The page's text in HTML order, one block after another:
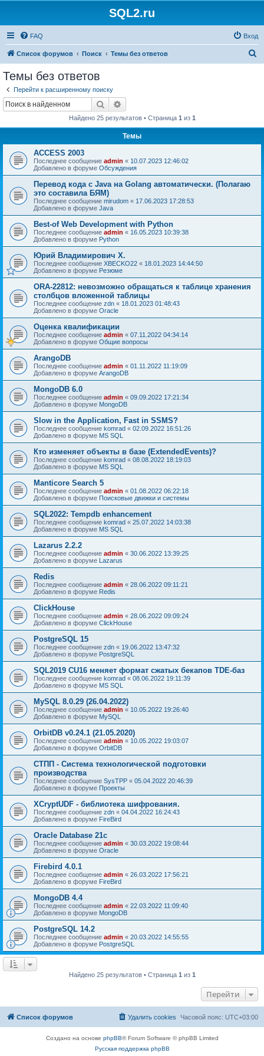
SQL2.ru
FAQ Вход
Список форумов Поиск Темы без ответов
Темы без ответов
Перейти к расширенному поиску
Поиск
Найдено 25 результатов • Страница 1 из 1
Темы
ACCESS 2003
Последнее сообщение admin « 10.07.2023 12:46:02
Добавлено в форуме Обсуждения
Перевод кода с Java на Golang автоматически. (Полагаю
это составила БЯМ)
Последнее сообщение mirudom « 17.06.2023 17:28:53
Добавлено в форуме Java
Best-of Web Development with Python
Последнее сообщение admin « 16.05.2023 10:39:38
Добавлено в форуме Python
Юрий Владимирович Х.
Последнее сообщение XBECKO22 « 18.01.2023 14:44:50
Добавлено в форуме Резюме
ORA-22812: невозможно обращаться к таблице хранения
столбцов вложенной таблицы
Последнее сообщение zdn « 18.01.2023 01:48:43
Добавлено в форуме Oracle
Оценка квалификации
Последнее сообщение admin « 07.11.2022 04:34:14
Добавлено в форуме Общие вопросы
ArangoDB
Последнее сообщение admin « 01.11.2022 11:19:09
Добавлено в форуме ArangoDB
MongoDB 6.0
Последнее сообщение admin « 09.09.2022 17:21:34
Добавлено в форуме MongoDB
Slow in the Application, Fast in SSMS?
Последнее сообщение komrad « 02.09.2022 16:51:26
Добавлено в форуме MS SQL
Кто изменяет объекты в базе (ExtendedEvents)?
Последнее сообщение komrad « 08.08.2022 18:19:03
Добавлено в форуме MS SQL
Manticore Search 5
Последнее сообщение admin « 01.08.2022 06:22:18
Добавлено в форуме Поисковые движки и системы
SQL2022: Tempdb enhancement
Последнее сообщение komrad « 25.07.2022 14:03:38
Добавлено в форуме MS SQL
Lazarus 2.2.2
Последнее сообщение admin « 30.06.2022 13:39:25
Добавлено в форуме Lazarus
Redis
Последнее сообщение admin « 28.06.2022 09:11:21
Добавлено в форуме Redis
ClickHouse
Последнее сообщение admin « 28.06.2022 09:09:24
Добавлено в форуме ClickHouse
PostgreSQL 15
Последнее сообщение zdn « 19.06.2022 13:47:32
Добавлено в форуме PostgreSQL
SQL2019 CU16 меняет формат сжатых бекапов TDE-баз
Последнее сообщение komrad « 08.06.2022 19:11:39
Добавлено в форуме MS SQL
MySQL 8.0.29 (26.04.2022)
Последнее сообщение admin « 10.05.2022 19:26:40
Добавлено в форуме MySQL
OrbitDB v0.24.1 (21.05.2020)
Последнее сообщение admin « 10.05.2022 19:03:07
Добавлено в форуме OrbitDB
СТПП - Система технологической подготовки
производства
Последнее сообщение SysTPP « 05.04.2022 20:46:39
Добавлено в форуме Проекты
XCryptUDF - библиотека шифрования.
Последнее сообщение zdn « 04.04.2022 16:24:43
Добавлено в форуме FireBird
Oracle Database 21c
Последнее сообщение admin « 30.03.2022 19:08:44
Добавлено в форуме Oracle
Firebird 4.0.1
Последнее сообщение admin « 26.03.2022 17:56:21
Добавлено в форуме FireBird
MongoDB 4.4
Последнее сообщение admin « 22.03.2022 11:09:40
Добавлено в форуме MongoDB
PostgreSQL 14.2
Последнее сообщение admin « 20.03.2022 14:55:55
Добавлено в форуме PostgreSQL
Найдено 25 результатов • Страница 1 из 1
Перейти
Список форумов Часовой пояс: UTC+03:00
Удалить cookies
Создано на основе phpBB® Forum Software © phpBB Limited
Русская поддержка phpBB